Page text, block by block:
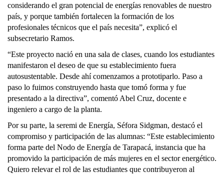
considerando el gran potencial de energías renovables de nuestro
país, y porque también fortalecen la formación de los
profesionales técnicos que el país necesita”, explicó el
subsecretario Ramos.
“Este proyecto nació en una sala de clases, cuando los estudiantes
manifestaron el deseo de que su establecimiento fuera
autosustentable. Desde ahí comenzamos a prototiparlo. Paso a
paso lo fuimos construyendo hasta que tomó forma y fue
presentado a la directiva”, comentó Abel Cruz, docente e
ingeniero a cargo de la planta.
Por su parte, la seremi de Energía, Séfora Sidgman, destacó el
compromiso y participación de las alumnas: “Este establecimiento
forma parte del Nodo de Energía de Tarapacá, instancia que ha
promovido la participación de más mujeres en el sector energético.
Quiero relevar el rol de las estudiantes que contribuyeron al